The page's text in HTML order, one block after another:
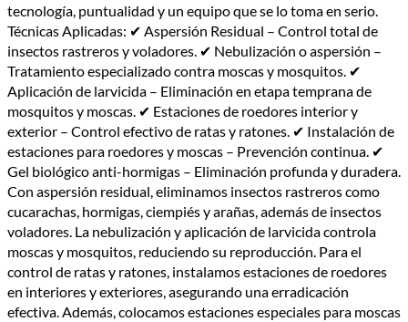
tecnología, puntualidad y un equipo que se lo toma en serio.
Técnicas Aplicadas: ✔ Aspersión Residual – Control total de
insectos rastreros y voladores. ✔ Nebulización o aspersión –
Tratamiento especializado contra moscas y mosquitos. ✔
Aplicación de larvicida – Eliminación en etapa temprana de
mosquitos y moscas. ✔ Estaciones de roedores interior y
exterior – Control efectivo de ratas y ratones. ✔ Instalación de
estaciones para roedores y moscas – Prevención continua. ✔
Gel biológico anti-hormigas – Eliminación profunda y duradera.
Con aspersión residual, eliminamos insectos rastreros como
cucarachas, hormigas, ciempiés y arañas, además de insectos
voladores. La nebulización y aplicación de larvicida controla
moscas y mosquitos, reduciendo su reproducción. Para el
control de ratas y ratones, instalamos estaciones de roedores
en interiores y exteriores, asegurando una erradicación
efectiva. Además, colocamos estaciones especiales para moscas